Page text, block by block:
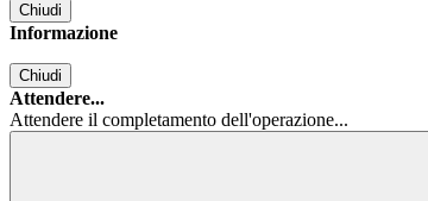
Chiudi
Informazione
Chiudi
Attendere...
Attendere il completamento dell'operazione...